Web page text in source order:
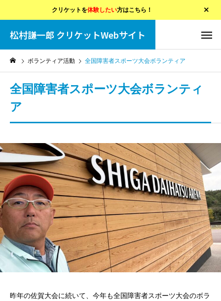
クリケットを体験したい方はこちら！
松村謙一郎 クリケットWebサイト
ボランティア活動 全国障害者スポーツ大会ボランティア
全国障害者スポーツ大会ボランティ
ア
昨年の佐賀大会に続いて、今年も全国障害者スポーツ大会のボラ